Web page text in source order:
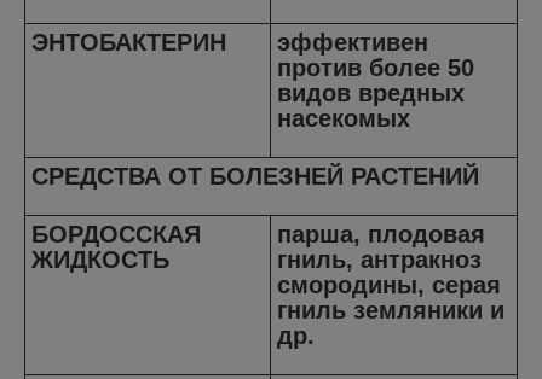
ЭНТОБАКТЕРИН
эффективен
против более 50
видов вредных
насекомых
СРЕДСТВА ОТ БОЛЕЗНЕЙ РАСТЕНИЙ
БОРДОССКАЯ
ЖИДКОСТЬ
парша, плодовая
гниль, антракноз
смородины, серая
гниль земляники и
др.